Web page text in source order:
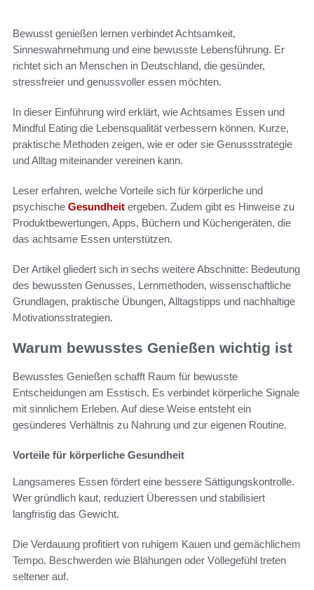
Bewusst genießen lernen verbindet Achtsamkeit,
Sinneswahrnehmung und eine bewusste Lebensführung. Er
richtet sich an Menschen in Deutschland, die gesünder,
stressfreier und genussvoller essen möchten.
In dieser Einführung wird erklärt, wie Achtsames Essen und
Mindful Eating die Lebensqualität verbessern können. Kurze,
praktische Methoden zeigen, wie er oder sie Genussstrategie
und Alltag miteinander vereinen kann.
Leser erfahren, welche Vorteile sich für körperliche und
psychische Gesundheit ergeben. Zudem gibt es Hinweise zu
Produktbewertungen, Apps, Büchern und Küchengeräten, die
das achtsame Essen unterstützen.
Der Artikel gliedert sich in sechs weitere Abschnitte: Bedeutung
des bewussten Genusses, Lernmethoden, wissenschaftliche
Grundlagen, praktische Übungen, Alltagstipps und nachhaltige
Motivationsstrategien.
Warum bewusstes Genießen wichtig ist
Bewusstes Genießen schafft Raum für bewusste
Entscheidungen am Esstisch. Es verbindet körperliche Signale
mit sinnlichem Erleben. Auf diese Weise entsteht ein
gesünderes Verhältnis zu Nahrung und zur eigenen Routine.
Vorteile für körperliche Gesundheit
Langsameres Essen fördert eine bessere Sättigungskontrolle.
Wer gründlich kaut, reduziert Überessen und stabilisiert
langfristig das Gewicht.
Die Verdauung profitiert von ruhigem Kauen und gemächlichem
Tempo. Beschwerden wie Blähungen oder Völlegefühl treten
seltener auf.